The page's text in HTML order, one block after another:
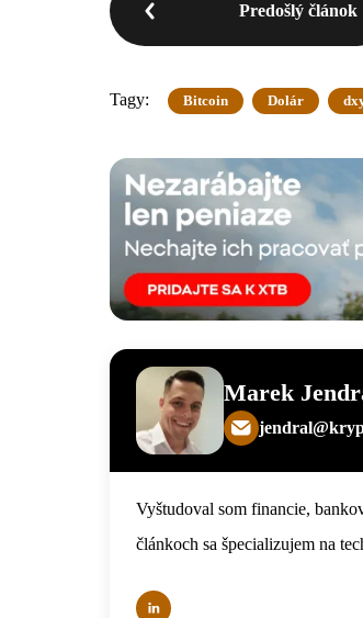
Predošlý článok
Tagy: Bitcoin Dolár
Marek
Vyštudoval som financie,
článkoch sa špecializujem na